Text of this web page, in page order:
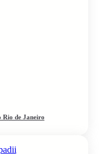
Rio de Janeiro